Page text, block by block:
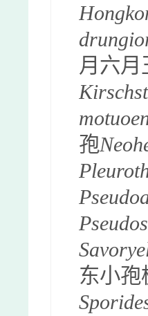
月 六月
孢
东小孢